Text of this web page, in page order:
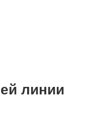
линии